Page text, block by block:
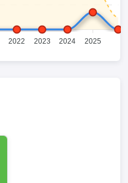
2022 2023 2024 2025